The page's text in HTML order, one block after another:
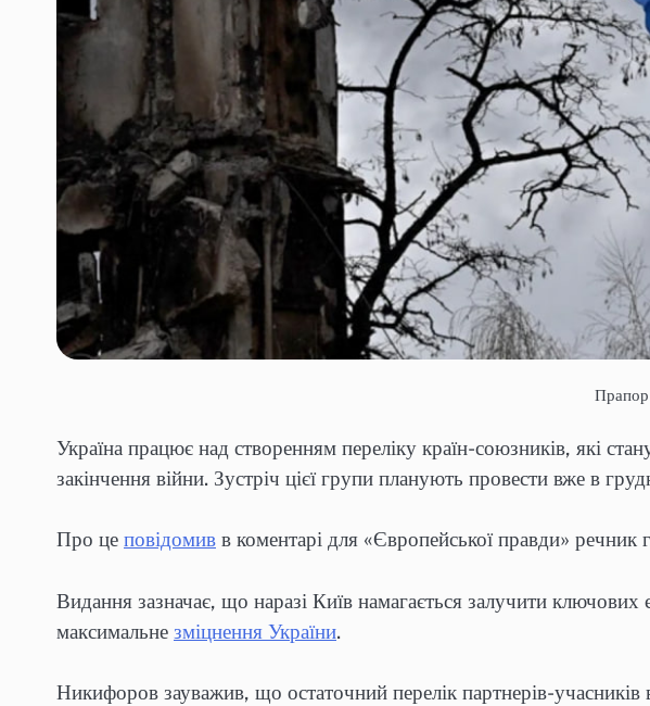
Україна працює над створенням переліку країн-союзників, які
закінчення війни. Зустріч цієї групи планують провести вже в
Про це повідомив в коментарі для «Європейської правди»
Видання зазначає, що наразі Київ намагається залучити
максимальне зміцнення України.
Никифоров зауважив, що остаточний перелік партнерів-